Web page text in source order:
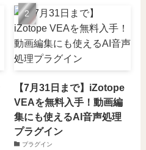
【7月31日まで】iZotope
VEAを無料入手！動画編
集にも使えるAI音声処理
プラグイン
プラグイン